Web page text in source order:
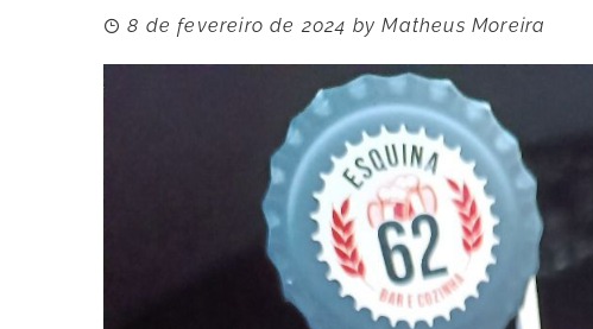
8 de fevereiro de 2024 byMatheus Moreira